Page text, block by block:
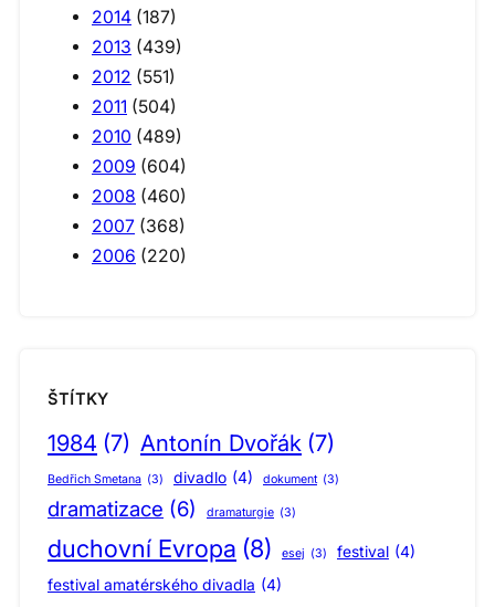
2014 (187)
2013 (439)
2012 (551)
2011 (504)
2010 (489)
2009 (604)
2008 (460)
2007 (368)
2006 (220)
ŠTÍTKY
1984 (7) Antonín Dvořák (7)
Bedřich Smetana (3) divadlo (4) dokument (3)
dramatizace (6) dramaturgie (3)
duchovní Evropa (8) esej (3) festival (4)
festival amatérského divadla (4)